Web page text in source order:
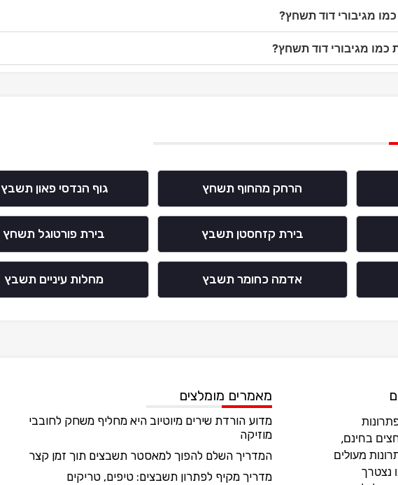
מגיבורי דוד תשחץ?
כמו מגיבורי דוד תשחץ?
הרחק מהחוף תשחץ גוף הנדסי פאון תשבץ
בירת קזחסטן תשבץ בירת פורטוגל תשחץ
אדמה כחומר תשבץ מחלות עיניים תשבץ
בחינם,
מעולים
נצטרך
מאמרים מומלצים
מדוע הורדת שירים מיוטיוב היא מחליף משחק לחובבי
מוזיקה
המדריך השלם להפוך למאסטר תשבצים תוך זמן קצר
מדריך מקיף לפתרון תשבצים: טיפים, טריקים